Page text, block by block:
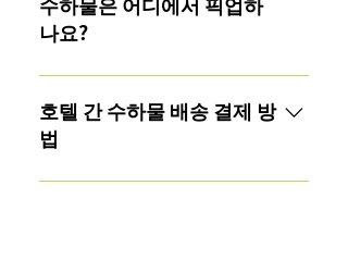
간과 예상 도착 시간을 알려주세요.
요.미팅 장소로 가는 방법⭕ 중앙
출구 (교토역 북쪽) 中央口 (Central
Exit, North Side of Kyoto Station)❌
하치조 출구 (교토역 남쪽) 八条
口 (Hachijo Exit, South Side of
수하물은 어디에서 픽업하
나요?
호시노 커피숍(Hoshino Coffee
Shop) 앞에서 만나겠습니다.탑승하
실 기차 시간과 예상 도착 시간을 알
보내주세요.
호텔 간 수하물 배송 결제 방
법
만약 직접 만날 수 없다면, 호텔 프